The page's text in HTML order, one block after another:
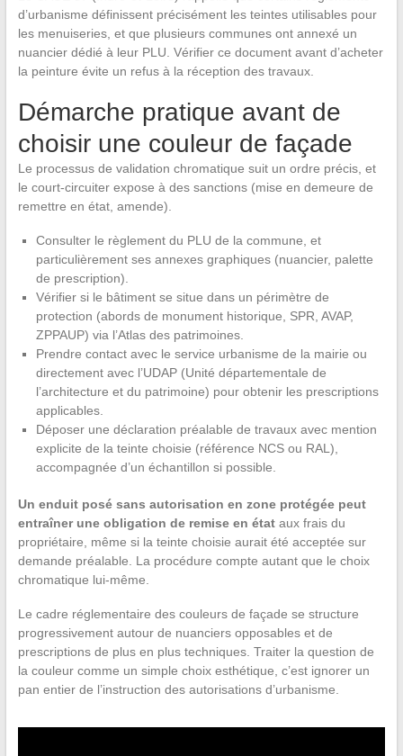
d’urbanisme définissent précisément les teintes utilisables pour
les menuiseries, et que plusieurs communes ont annexé un
nuancier dédié à leur PLU. Vérifier ce document avant d’acheter
la peinture évite un refus à la réception des travaux.
Démarche pratique avant de
choisir une couleur de façade
Le processus de validation chromatique suit un ordre précis, et
le court-circuiter expose à des sanctions (mise en demeure de
remettre en état, amende).
Consulter le règlement du PLU de la commune, et
particulièrement ses annexes graphiques (nuancier, palette
de prescription).
Vérifier si le bâtiment se situe dans un périmètre de
protection (abords de monument historique, SPR, AVAP,
ZPPAUP) via l’Atlas des patrimoines.
Prendre contact avec le service urbanisme de la mairie ou
directement avec l’UDAP (Unité départementale de
l’architecture et du patrimoine) pour obtenir les prescriptions
applicables.
Déposer une déclaration préalable de travaux avec mention
explicite de la teinte choisie (référence NCS ou RAL),
accompagnée d’un échantillon si possible.
Un enduit posé sans autorisation en zone protégée peut
entraîner une obligation de remise en étataux frais du
propriétaire, même si la teinte choisie aurait été acceptée sur
demande préalable. La procédure compte autant que le choix
chromatique lui-même.
Le cadre réglementaire des couleurs de façade se structure
progressivement autour de nuanciers opposables et de
prescriptions de plus en plus techniques. Traiter la question de
la couleur comme un simple choix esthétique, c’est ignorer un
pan entier de l’instruction des autorisations d’urbanisme.